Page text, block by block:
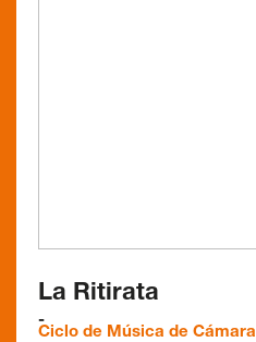
La Ritirata
Ciclo de Música de Cámara